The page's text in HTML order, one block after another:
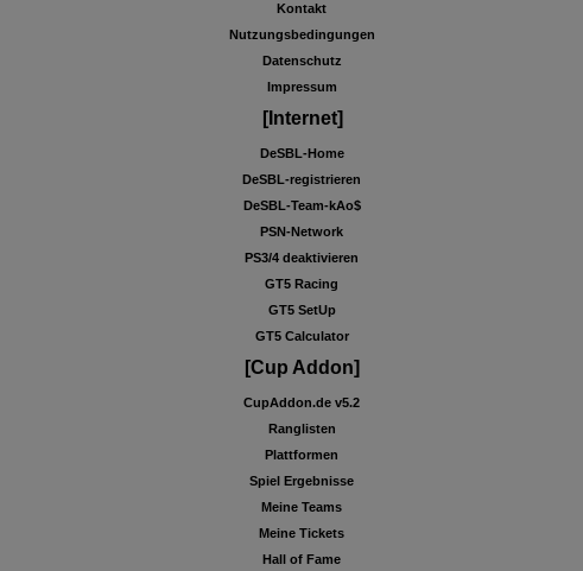
Kontakt
Nutzungsbedingungen
Datenschutz
Impressum
[Internet]
DeSBL-Home
DeSBL-registrieren
DeSBL-Team-kAo$
PSN-Network
PS3/4 deaktivieren
GT5 Racing
GT5 SetUp
GT5 Calculator
[Cup Addon]
CupAddon.de v5.2
Ranglisten
Plattformen
Spiel Ergebnisse
Meine Teams
Meine Tickets
Hall of Fame